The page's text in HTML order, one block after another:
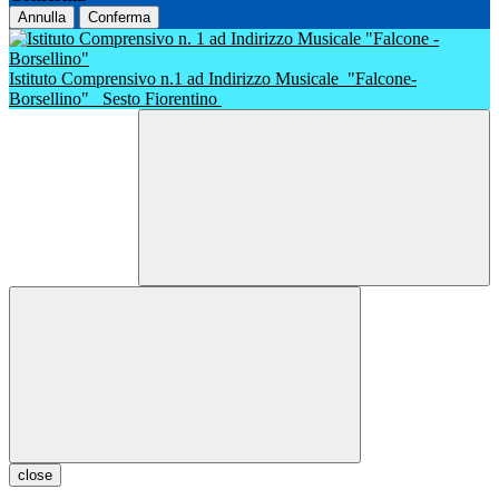
Annulla Conferma
Istituto Comprensivo n.1 ad Indirizzo Musicale "Falcone-
Borsellino"
Sesto Fiorentino
close